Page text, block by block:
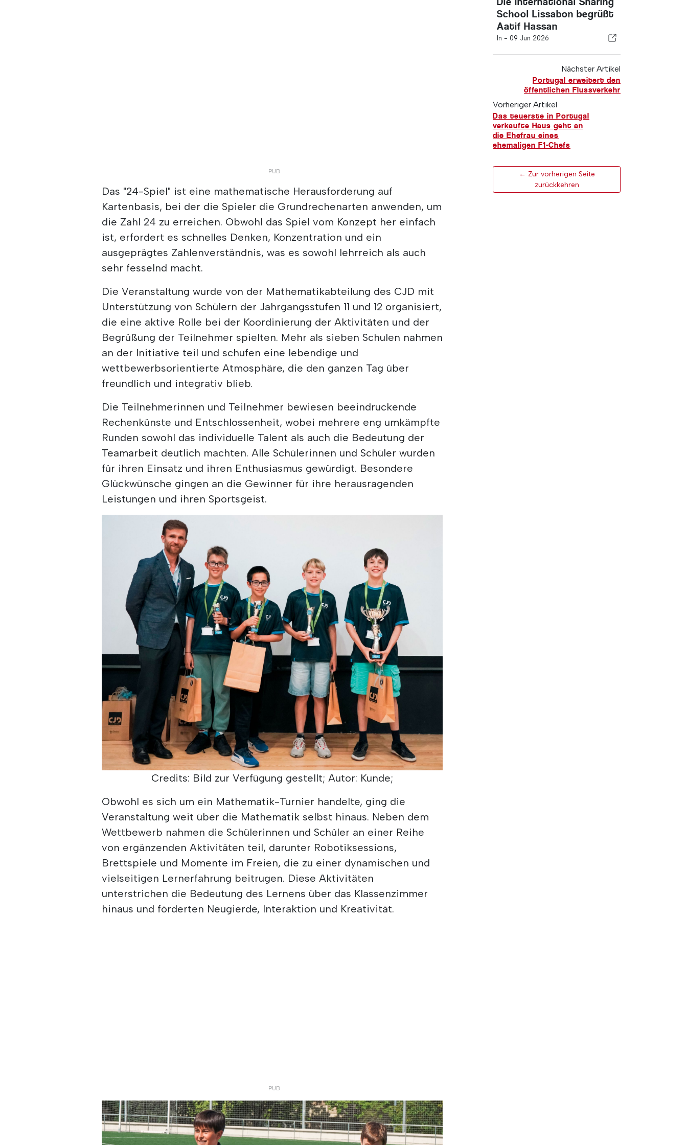
Das "24-Spiel" ist eine mathematische Herausforderung auf
Kartenbasis, bei der die Spieler die Grundrechenarten anwenden, um
die Zahl 24 zu erreichen. Obwohl das Spiel vom Konzept her einfach
ist, erfordert es schnelles Denken, Konzentration und ein
ausgeprägtes Zahlenverständnis, was es sowohl lehrreich als auch
sehr fesselnd macht.
Die Veranstaltung wurde von der Mathematikabteilung des CJD mit
Unterstützung von Schülern der Jahrgangsstufen 11 und 12 organisiert,
die eine aktive Rolle bei der Koordinierung der Aktivitäten und der
Begrüßung der Teilnehmer spielten. Mehr als sieben Schulen nahmen
an der Initiative teil und schufen eine lebendige und
wettbewerbsorientierte Atmosphäre, die den ganzen Tag über
freundlich und integrativ blieb.
Die Teilnehmerinnen und Teilnehmer bewiesen beeindruckende
Rechenkünste und Entschlossenheit, wobei mehrere eng umkämpfte
Runden sowohl das individuelle Talent als auch die Bedeutung der
Teamarbeit deutlich machten. Alle Schülerinnen und Schüler wurden
für ihren Einsatz und ihren Enthusiasmus gewürdigt. Besondere
Glückwünsche gingen an die Gewinner für ihre herausragenden
Leistungen und ihren Sportsgeist.
Credits: Bild zur Verfügung gestellt; Autor: Kunde;
Obwohl es sich um ein Mathematik-Turnier handelte, ging die
Veranstaltung weit über die Mathematik selbst hinaus. Neben dem
Wettbewerb nahmen die Schülerinnen und Schüler an einer Reihe
von ergänzenden Aktivitäten teil, darunter Robotiksessions,
Brettspiele und Momente im Freien, die zu einer dynamischen und
vielseitigen Lernerfahrung beitrugen. Diese Aktivitäten
unterstrichen die Bedeutung des Lernens über das Klassenzimmer
hinaus und förderten Neugierde, Interaktion und Kreativität.
School Lissabon begrüßt
Aatif Hassan
In - 09 Jun 2026
Nächster Artikel
Portugal erweitert den
öffentlichen Flussverkehr
Vorheriger Artikel
Das teuerste in Portugal
verkaufte Haus geht an
die Ehefrau eines
ehemaligen F1-Chefs
← Zur vorherigen Seite
zurückkehren